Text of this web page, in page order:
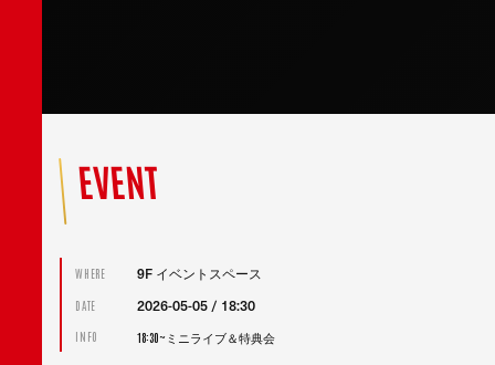
EVENT
WHERE 9F イベントスペース
DATE 2026-05-05 / 18:30
INFO 18:30~ミニライブ＆特典会